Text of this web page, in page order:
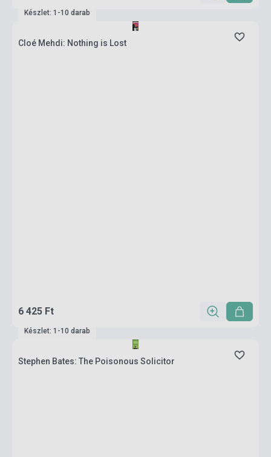
Készlet: 1-10 darab
Cloé Mehdi: Nothing is Lost
6 425 Ft
Készlet: 1-10 darab
Stephen Bates: The Poisonous Solicitor